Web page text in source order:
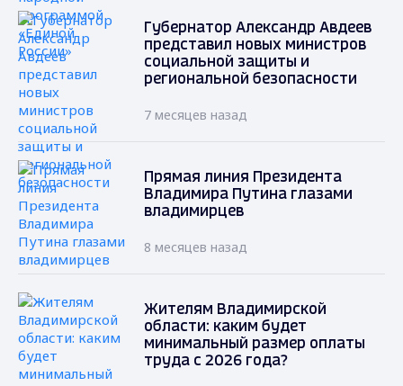
Губернатор Александр Авдеев
представил новых министров
социальной защиты и
региональной безопасности
7 месяцев назад
Прямая линия Президента
Владимира Путина глазами
владимирцев
8 месяцев назад
Жителям Владимирской
области: каким будет
минимальный размер оплаты
труда с 2026 года?